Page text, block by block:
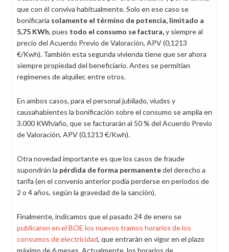
que con él conviva habitualmente. Solo en ese caso se
bonificaría solamente el término de potencia, limitado a
5,75 KWh, pues todo el consumo se factura,y siempre al
precio del Acuerdo Previo de Valoración, APV (0,1213
€/Kwh). También esta segunda vivienda tiene que ser ahora
siempre propiedad del beneficiario. Antes se permitían
regímenes de alquiler, entre otros.
En ambos casos, para el personal jubilado, viudxs y
causahabientes la bonificación sobre el consumo se amplía en
3.000 KWh/año, que se facturarán al 50 % del Acuerdo Previo
de Valoración, APV (0,1213 €/Kwh).
Otra novedad importante es que los casos de fraude
supondrán la pérdida de forma permanentedel derecho a
tarifa (en el convenio anterior podía perderse en períodos de
2 o 4 años, según la gravedad de la sanción).
Finalmente, indicamos que el pasado 24 de enero se
publicaron en el BOE los nuevos tramos horarios de los
consumos de electricidad, que entrarán en vigor en el plazo
máximo de 6 meses. Actualmente, los horarios de